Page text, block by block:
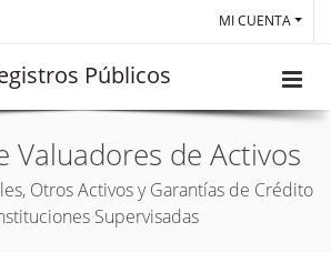
MI CUENTA
Públicos
Valuadores de Activos
Otros Activos y Garantías de Crédito
Supervisadas